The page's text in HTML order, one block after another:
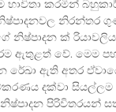
කරමින්
නිරන්තර
නිෂ්පාදන ක්
ඇතුළත් වේ. මෙම
රේඛා ඇති අතර
දක්වා
පිරිවිතරයන්